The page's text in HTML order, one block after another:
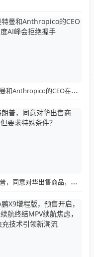
奥特曼和Anthropico的CEO在印度AI峰会拒绝握手
特朗普，同意对华出售商品，但要求特殊条件？